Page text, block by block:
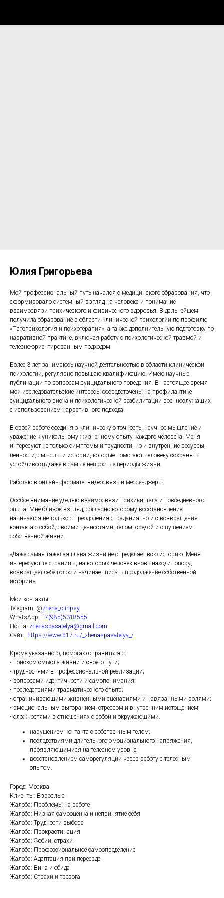
Юлия Григорьева
Мой профессиональный путь начался с медицинского образования, что
сформировало системный взгляд на человека и понимание
взаимосвязи психического и физического здоровья. В дальнейшем
получила образование в области клинической психологии по профилю
«Патопсихология и психотерапия», а также дополнительную подготовку по
нарративной практике, включая работу с психологической травмой и
телесно-ориентированным подходом.
Более 3 лет занимаюсь научной деятельностью в области клинической
психологии, регулярно повышаю квалификацию. Имею научные
публикации по вопросам суицидального поведения. В настоящее время
мои исследовательские интересы сосредоточены на профилактике
суицидального риска и психологической реабилитации военнослужащих
с использованием нарративного подхода.
В своей работе соединяю клиническую точность, научное мышление и
уважение к уникальному жизненному опыту каждого человека. Меня
интересуют не только симптомы и трудности, но и внутренние ресурсы,
ценности, смыслы и истории, которые помогают человеку сохранять
устойчивость даже в самые непростые периоды жизни.
Работаю в онлайн формате: видеосвязь и мессенджеры.
Особое внимание уделяю взаимосвязи психики, тела и повседневного
опыта. Мне близок взгляд, согласно которому восстановление
начинается не только с преодоления страдания, но и с возвращения
контакта с собой, своими ценностями, телом, средой и ощущением
собственной жизни.
«Даже самая тяжелая глава жизни не определяет всю историю. Меня
интересуют те страницы, на которых человек вновь находит опору,
возвращает себе голос и начинает писать продолжение собственной
истории».
Мои контакты:
Telegram: @zhena_clinpsy
WhatsApp: +7(985)5318555
Почта: zhenaspasa telya@gmail.com
Сайт: https://www.b17.ru/_zhenaspasatelya_/
Кроме указанного, помогаю справиться с:
• поиском смысла жизни и своего пути;
• трудностями в профессиональной реализации;
• вопросами идентичности и самопонимания;
• последствиями травматического опыта;
• ограничивающими жизненными сценариями и навязанными ролями;
• эмоциональным выгоранием, стрессом и внутренним истощением;
• сложностями в отношениях с собой и окружающими.
нарушением контакта с собственным телом;
последствиями длительного эмоционального напряжения,
проявляющимися на телесном уровне;
восстановлением саморегуляции через работу с телесным
опытом.
Город: Москва
Клиенты: Взрослые
Жалоба: Проблемы на работе
Жалоба: Низкая самооценка и непринятие себя
Жалоба: Трудности выбора
Жалоба: Прокрастинация
Жалоба: Фобии, страхи
Жалоба: Профессиональное самоопределение
Жалоба: Адаптация при переезде
Жалоба: Вина и обида
Жалоба: Страхи и тревога